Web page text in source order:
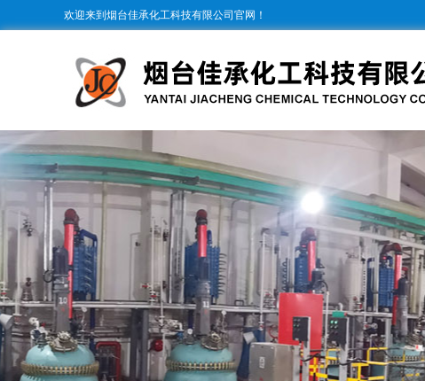
欢迎来到烟台佳承化工科技有限公司官网！